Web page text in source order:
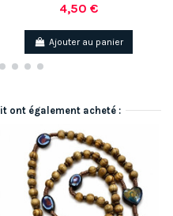
4,50 €
Ajouter au panier
ont également acheté :